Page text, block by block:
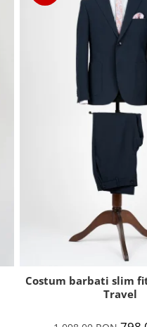
Costum barbati slim
Travel